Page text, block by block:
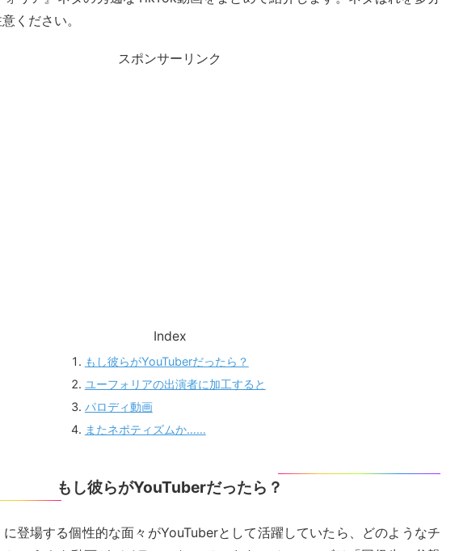
ください。
スポンサーリンク
Index
もし彼らがYouTuberだったら？
ユーフォリアの出演者に加工すると
パロディ動画
またネポティズムか……
もし彼らがYouTuberだったら？
に登場する個性的な面々がYouTuberとして活躍していたら、どのようなチ